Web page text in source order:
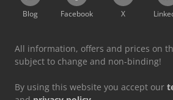
Blog Facebook X
All information, offers and prices on
subject to change and non-binding!
By using this website you accept our